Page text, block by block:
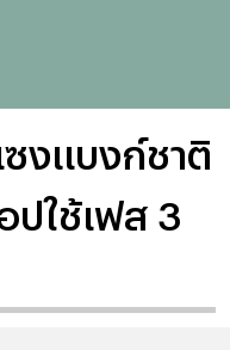
งแบงก์ชาติ
ปใช้เฟส 3